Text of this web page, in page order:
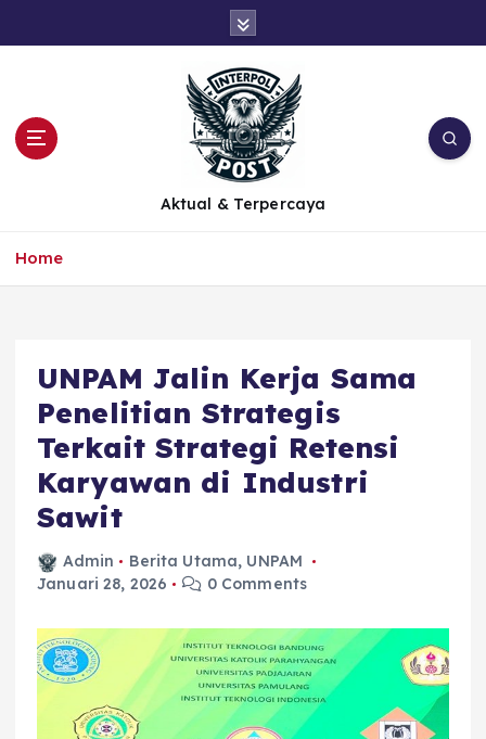
Aktual & Terpercaya
Home
UNPAM Jalin Kerja Sama
Penelitian Strategis
Terkait Strategi Retensi
Karyawan di Industri
Sawit
Admin Berita Utama, UNPAM
Januari 28, 2026
0 Comments